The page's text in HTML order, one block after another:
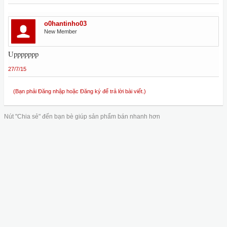
o0hantinho03
New Member
Uppppppp
27/7/15
(Bạn phải Đăng nhập hoặc Đăng ký để trả lời bài viết.)
Nút "Chia sẻ" đến bạn bè giúp sản phẩm bán nhanh hơn